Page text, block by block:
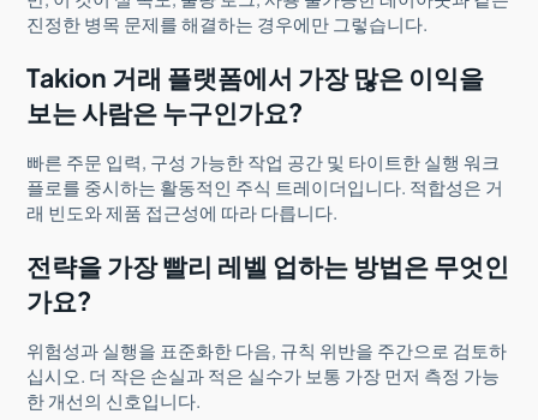
진정한 병목 문제를 해결하는 경우에만 그렇습니다.
Takion 거래 플랫폼에서 가장 많은 이익을
보는 사람은 누구인가요?
빠른 주문 입력, 구성 가능한 작업 공간 및 타이트한 실행 워크
플로를 중시하는 활동적인 주식 트레이더입니다. 적합성은 거
래 빈도와 제품 접근성에 따라 다릅니다.
전략을 가장 빨리 레벨 업하는 방법은 무엇인
가요?
위험성과 실행을 표준화한 다음, 규칙 위반을 주간으로 검토하
십시오. 더 작은 손실과 적은 실수가 보통 가장 먼저 측정 가능
한 개선의 신호입니다.